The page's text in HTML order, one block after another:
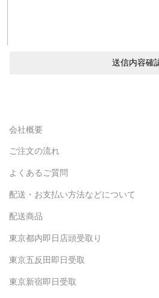
会社概要
ご注文の流れ
よくあるご質問
配送・お支払い方法などについて
配送商品
東京都内即日店頭受取り
東京五反田即日受取
東京新宿即日受取